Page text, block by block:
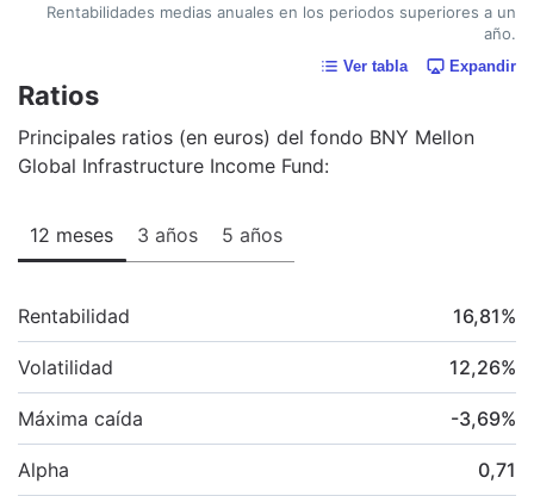
Rentabilidades medias anuales en los periodos superiores a un
año.
Ver tabla Expandir
Ratios
Principales ratios (en euros) del fondo BNY Mellon
Global Infrastructure Income Fund:
12 meses 3 años 5 años
Rentabilidad 16,81%
Volatilidad 12,26%
Máxima caída -3,69%
Alpha 0,71